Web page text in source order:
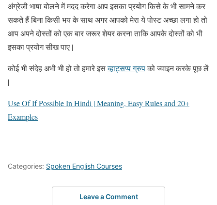
अंग्रेजी भाषा बोलने में मदद करेगा आप इसका प्रयोग किसे के भी सामने कर
सकते हैं बिना किसी भय के साथ अगर आपको मेरा ये पोस्ट अच्छा लगा हो तो
आप अपने दोस्तों को एक बार जरूर शेयर करना ताकि आपके दोस्तों को भी
इसका प्रयोग सीख पाए |
कोई भी संदेह अभी भी हो तो हमारे इसव्हाट्सप्प ग्रुपको ज्वाइन करके पूछ लें
|
Use Of If Possible In Hindi | Meaning, Easy Rules and 20+
Examples
Categories: Spoken English Courses
Leave a Comment